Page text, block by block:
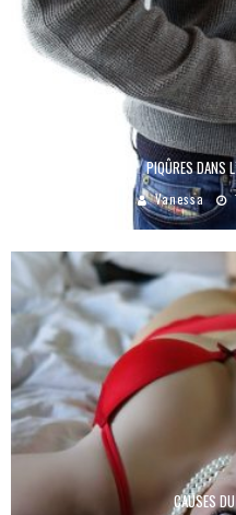
PIQÛRES DANS
Vanessa
CAUSES